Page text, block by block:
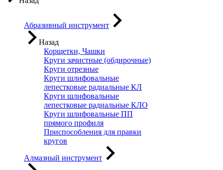
Абразивный инструмент
Назад
Корщетки, Чашки
Круги зачистные (обдирочные)
Круги отрезные
Круги шлифовальные
лепестковые радиальные КЛ
Круги шлифовальные
лепестковые радиальные КЛО
Круги шлифовальные ПП
прямого профиля
Приспособления для правки
кругов
Алмазный инструмент